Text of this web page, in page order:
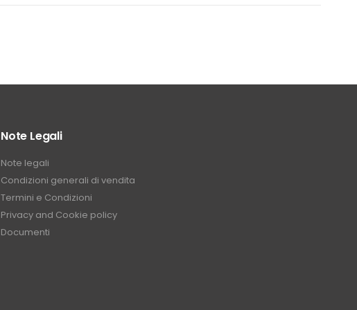
Note Legali
Note legali
Condizioni generali di vendita
Termini e Condizioni
Privacy and Cookie policy
Documenti